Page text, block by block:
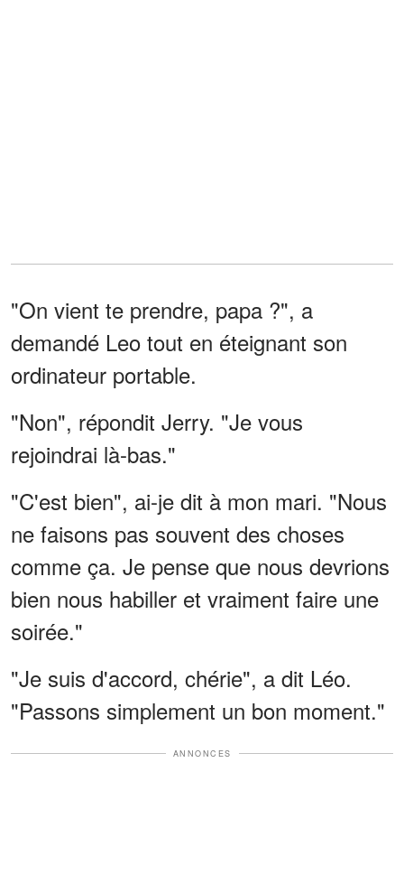
"On vient te prendre, papa ?", a
demandé Leo tout en éteignant son
ordinateur portable.
"Non", répondit Jerry. "Je vous
rejoindrai là-bas."
"C'est bien", ai-je dit à mon mari. "Nous
ne faisons pas souvent des choses
comme ça. Je pense que nous devrions
bien nous habiller et vraiment faire une
soirée."
"Je suis d'accord, chérie", a dit Léo.
"Passons simplement un bon moment."
ANNONCES